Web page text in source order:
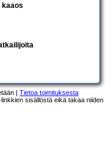
kaaos
| Tietoa toimituksesta
sisällöstä eikä takaa niiden